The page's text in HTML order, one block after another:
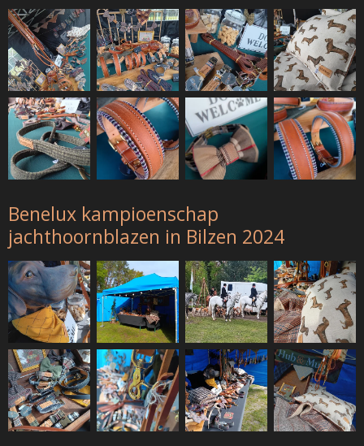
Benelux kampioenschap
jachthoornblazen in Bilzen 2024